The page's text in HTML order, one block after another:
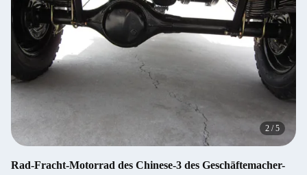
2 /5
Rad-Fracht-Motorrad des Chinese-3 des Geschäftemacher-